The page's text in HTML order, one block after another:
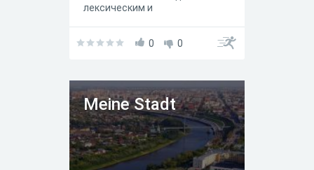
лексическим и
0 0
Meine Stadt